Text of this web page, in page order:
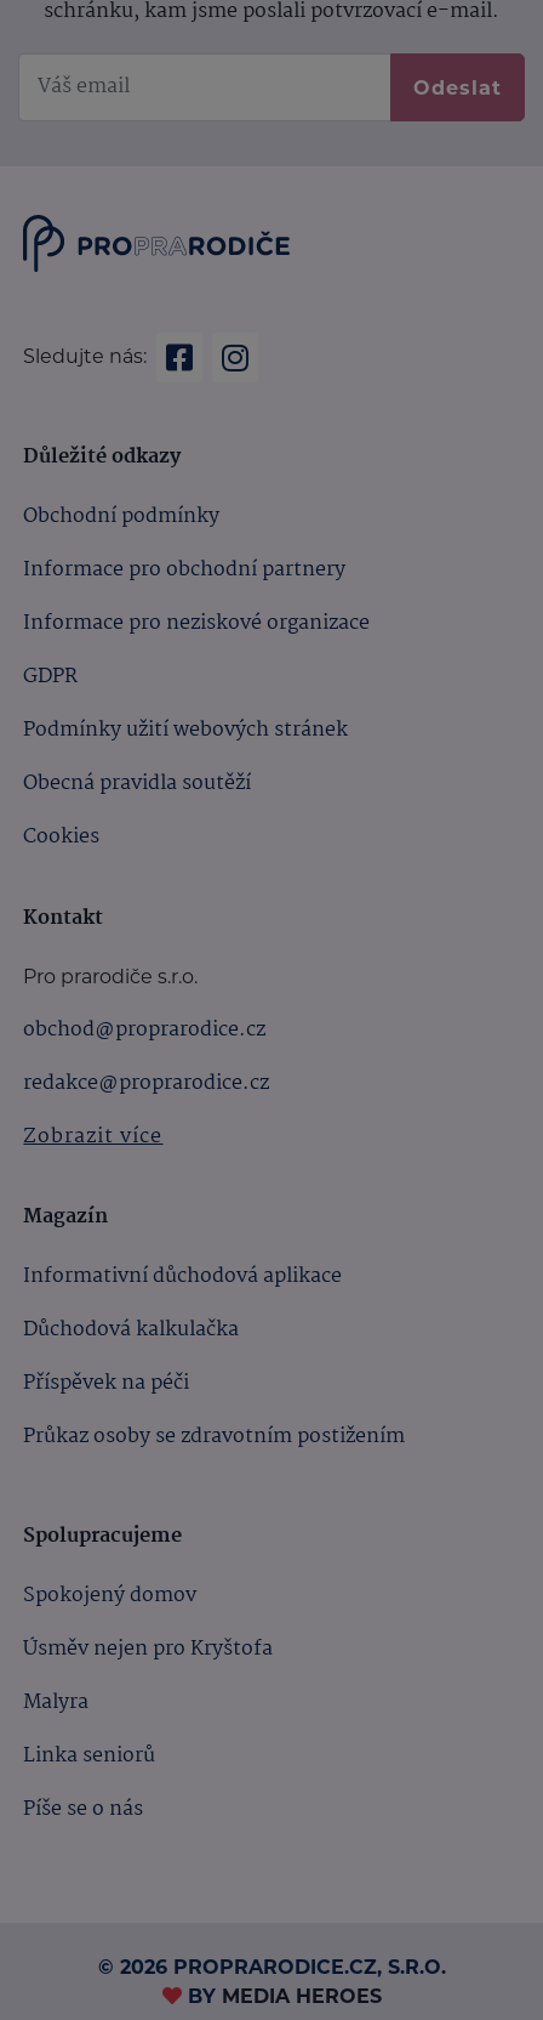
schránku, kam jsme poslali potvrzovací e-mail.
Odeslat
Sledujte nás:
Důležité odkazy
Obchodní podmínky
Informace pro obchodní partnery
Informace pro neziskové organizace
GDPR
Podmínky užití webových stránek
Obecná pravidla soutěží
Cookies
Kontakt
Pro prarodiče s.r.o.
obchod@proprarodice.cz
redakce@proprarodice.cz
Zobrazit více
Magazín
Informativní důchodová aplikace
Důchodová kalkulačka
Příspěvek na péči
Průkaz osoby se zdravotním postižením
Spolupracujeme
Spokojený domov
Úsměv nejen pro Kryštofa
Malyra
Linka seniorů
Píše se o nás
© 2026 PROPRARODICE.CZ, S.R.O.
BY MEDIA HEROES